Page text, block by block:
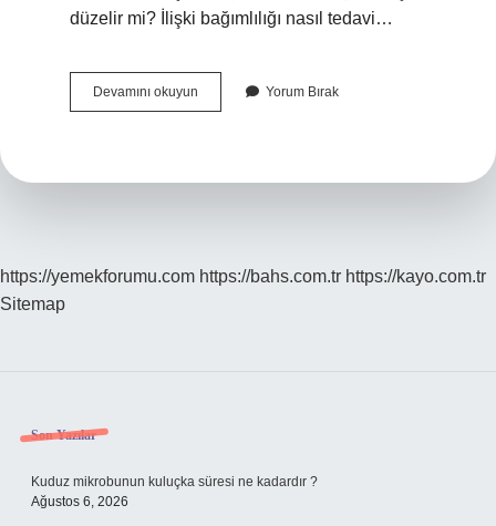
düzelir mi? İlişki bağımlılığı nasıl tedavi…
Devamını okuyun
Ilişki
Yorum Bırak
https://yemekforumu.com https://bahs.com.tr https://kayo.com.tr
Sitemap
Sidebar
Son Yazılar
Kuduz mikrobunun kuluçka süresi ne kadardır ?
Ağustos 6, 2026